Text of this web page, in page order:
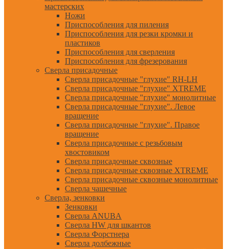
мастерских
Ножи
Приспособления для пиления
Приспособления для резки кромки и
пластиков
Приспособления для сверления
Приспособления для фрезерования
Сверла присадочные
Сверла присадочные "глухие" RH-LH
Сверла присадочные "глухие" XTREME
Сверла присадочные "глухие" монолитные
Сверла присадочные "глухие". Левое
вращение
Сверла присадочные "глухие". Правое
вращение
Сверла присадочные с резьбовым
хвостовиком
Сверла присадочные сквозные
Сверла присадочные сквозные XTREME
Сверла присадочные сквозные монолитные
Сверла чашечные
Сверла, зенковки
Зенковки
Сверла ANUBA
Сверла HW для шкантов
Сверла Форстнера
Сверла долбежные